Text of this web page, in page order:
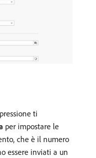
ti
per impostare le
che è il numero
essere inviati a un